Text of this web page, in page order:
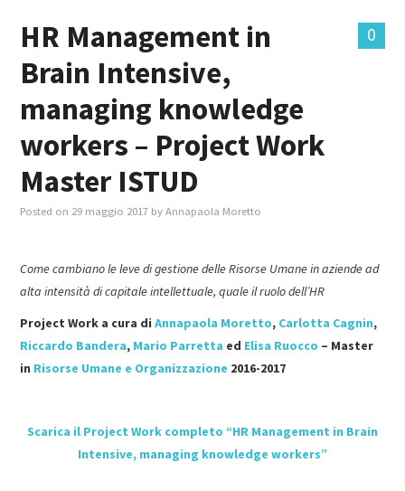
MASTER MARKETING & RETAIL
SCIENZIATI IN AZIENDA
MASTER IN FOOD & BEVERAGE
GIURISTI IN AZIENDA
0
HR Management in
Brain Intensive,
managing knowledge
workers – Project Work
Master ISTUD
Posted on 29 maggio 2017 byAnnapaola Moretto
Come cambiano le leve di gestione delle Risorse Umane in aziende ad
alta intensità di capitale intellettuale, quale il ruolo dell’HR
Project Work a cura diAnnapaola Moretto, Carlotta Cagnin,
Riccardo Bandera, Mario Parretta ed Elisa Ruocco – Master
in Risorse Umane e Organizzazione 2016-2017
Scarica il Project Work completo “HR Management in Brain
Intensive, managing knowledge workers”